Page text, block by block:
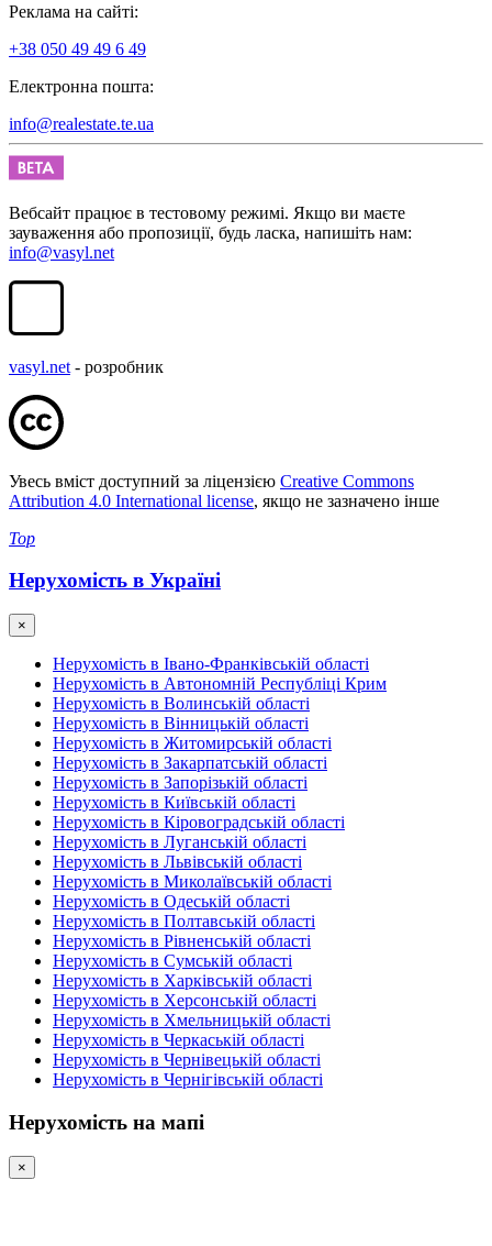
Реклама на сайті:
+38 050 49 49 6 49
Електронна пошта:
info@realestate.te.ua
Вебсайт працює в тестовому режимі. Якщо ви маєте
зауваження або пропозиції, будь ласка, напишіть нам:
info@vasyl.net
vasyl.net - розробник
Увесь вміст доступний за ліцензією Creative Commons
Attribution 4.0 International license, якщо не зазначено інше
Top
Нерухомість в Україні
×
Нерухомість в Івано-Франківській області
Нерухомість в Автономній Республіці Крим
Нерухомість в Волинській області
Нерухомість в Вінницькій області
Нерухомість в Житомирській області
Нерухомість в Закарпатській області
Нерухомість в Запорізькій області
Нерухомість в Київській області
Нерухомість в Кіровоградській області
Нерухомість в Луганській області
Нерухомість в Львівській області
Нерухомість в Миколаївській області
Нерухомість в Одеській області
Нерухомість в Полтавській області
Нерухомість в Рівненській області
Нерухомість в Сумській області
Нерухомість в Харківській області
Нерухомість в Херсонській області
Нерухомість в Хмельницькій області
Нерухомість в Черкаській області
Нерухомість в Чернівецькій області
Нерухомість в Чернігівській області
Нерухомість на мапі
×